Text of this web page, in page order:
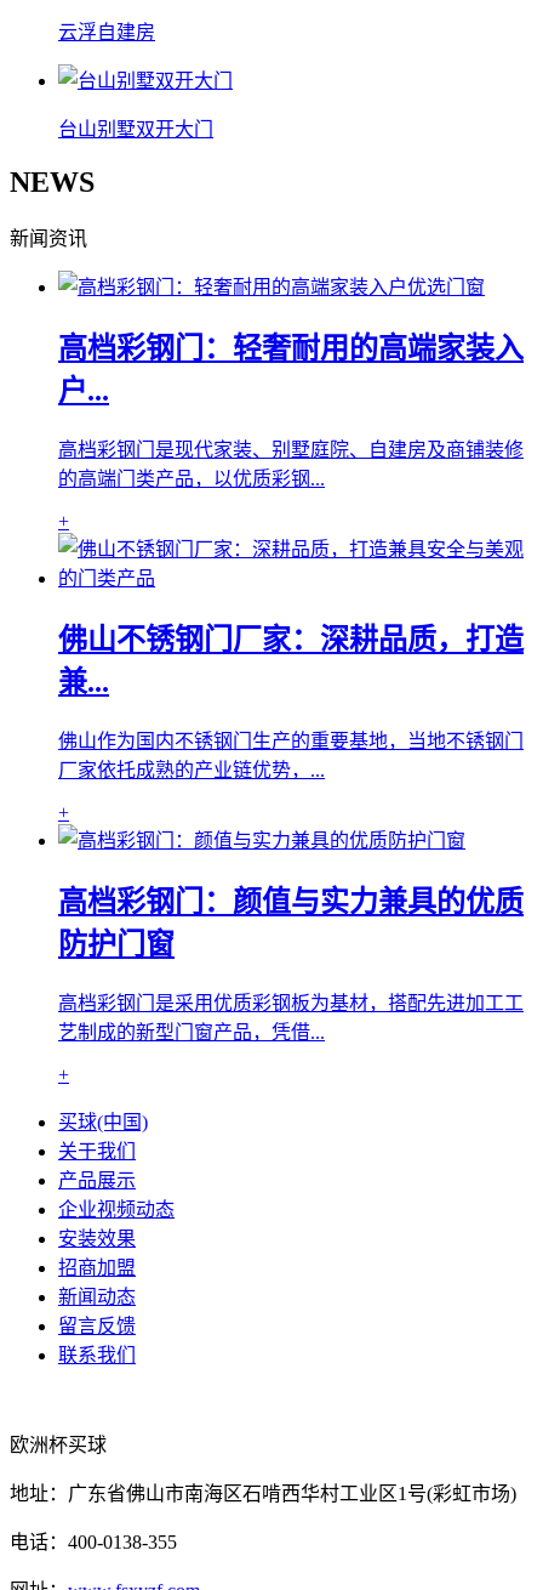
云浮自建房
台山别墅双开大门
NEWS
新闻资讯
高档彩钢门：轻奢耐用的高端家装入
户...
高档彩钢门是现代家装、别墅庭院、自建房及商铺装修
的高端门类产品，以优质彩钢...
+
佛山不锈钢门厂家：深耕品质，打造
兼...
佛山作为国内不锈钢门生产的重要基地，当地不锈钢门
厂家依托成熟的产业链优势，...
+
高档彩钢门：颜值与实力兼具的优质
防护门窗
高档彩钢门是采用优质彩钢板为基材，搭配先进加工工
艺制成的新型门窗产品，凭借...
+
买球(中国)
关于我们
产品展示
企业视频动态
安装效果
招商加盟
新闻动态
留言反馈
联系我们
欧洲杯买球
地址：广东省佛山市南海区石啃西华村工业区1号(彩虹市场)
电话：400-0138-355